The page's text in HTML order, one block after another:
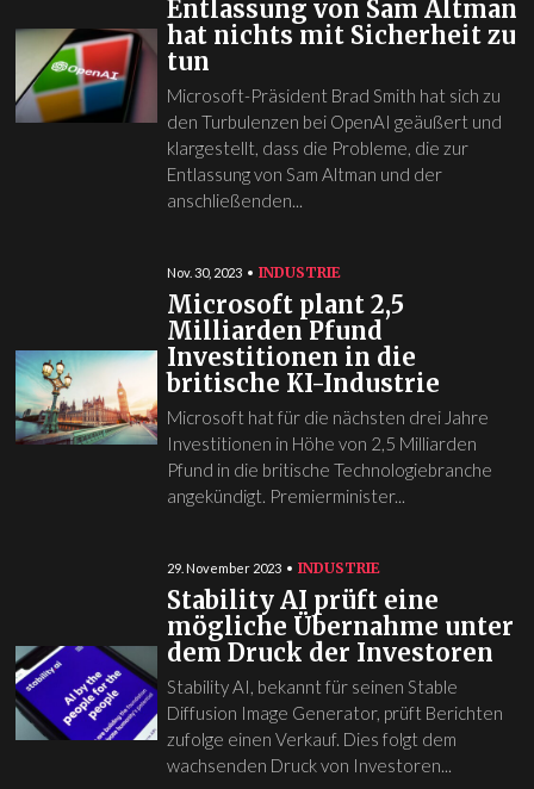
Entlassung von Sam Altman
hat nichts mit Sicherheit zu
tun
Microsoft-Präsident Brad Smith hat sich zu
den Turbulenzen bei OpenAI geäußert und
klargestellt, dass die Probleme, die zur
Entlassung von Sam Altman und der
anschließenden...
Nov. 30, 2023 INDUSTRIE
Microsoft plant 2,5
Milliarden Pfund
Investitionen in die
britische KI-Industrie
Microsoft hat für die nächsten drei Jahre
Investitionen in Höhe von 2,5 Milliarden
Pfund in die britische Technologiebranche
angekündigt. Premierminister...
29. November 2023 INDUSTRIE
Stability AI prüft eine
mögliche Übernahme unter
dem Druck der Investoren
Stability AI, bekannt für seinen Stable
Diffusion Image Generator, prüft Berichten
zufolge einen Verkauf. Dies folgt dem
wachsenden Druck von Investoren...